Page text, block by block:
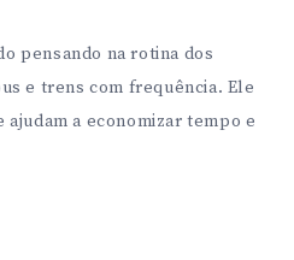
pensando na rotina dos
e trens com frequência. Ele
a economizar tempo e